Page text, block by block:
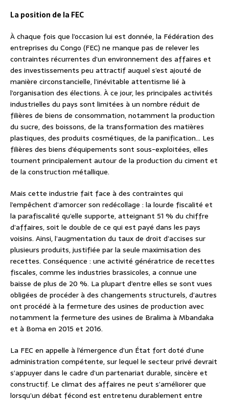
La position de la FEC
À chaque fois que l’occasion lui est donnée, la Fédération des
entreprises du Congo (FEC) ne manque pas de relever les
contraintes récurrentes d’un environnement des affaires et
des investissements peu attractif auquel s’est ajouté de
manière circonstancielle, l’inévitable attentisme lié à
l’organisation des élections. À ce jour, les principales activités
industrielles du pays sont limitées à un nombre réduit de
filières de biens de consommation, notamment la production
du sucre, des boissons, de la transformation des matières
plastiques, des produits cosmétiques, de la panification… Les
filières des biens d’équipements sont sous-exploitées, elles
tournent principalement autour de la production du ciment et
de la construction métallique.
Mais cette industrie fait face à des contraintes qui
l’empêchent d’amorcer son redécollage : la lourde fiscalité et
la parafiscalité qu’elle supporte, atteignant 51 % du chiffre
d’affaires, soit le double de ce qui est payé dans les pays
voisins. Ainsi, l’augmentation du taux de droit d’accises sur
plusieurs produits, justifiée par la seule maximisation des
recettes. Conséquence : une activité génératrice de recettes
fiscales, comme les industries brassicoles, a connue une
baisse de plus de 20 %. La plupart d’entre elles se sont vues
obligées de procéder à des changements structurels, d’autres
ont procédé à la fermeture des usines de production avec
notamment la fermeture des usines de Bralima à Mbandaka
et à Boma en 2015 et 2016.
La FEC en appelle à l’émergence d’un État fort doté d’une
administration compétente, sur lequel le secteur privé devrait
s’appuyer dans le cadre d’un partenariat durable, sincère et
constructif. Le climat des affaires ne peut s’améliorer que
lorsqu’un débat fécond est entretenu durablement entre